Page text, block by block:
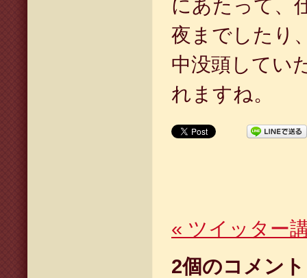
にあたって、
夜までしたり
中没頭してい
れますね。
« ツイッター
2個のコメント